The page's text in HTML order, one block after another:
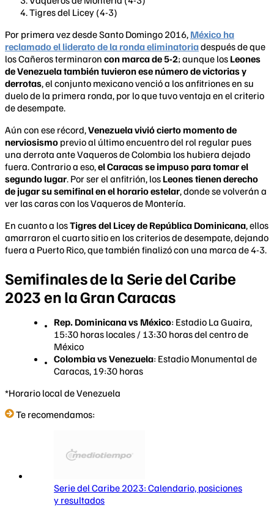
Tigres del Licey (4-3)
Por primera vez desde Santo Domingo 2016, México ha
reclamado el liderato de la ronda eliminatoriadespués de que
los Cañeros terminaron con marca de 5-2; aunque los Leones
de Venezuela también tuvieron ese número de victorias y
derrotas, el conjunto mexicano venció a los anfitriones en su
duelo de la primera ronda, por lo que tuvo ventaja en el criterio
de desempate.
Aún con ese récord,Venezuela vivió cierto momento de
nerviosismo previo al último encuentro del rol regular pues
una derrota ante Vaqueros de Colombia los hubiera dejado
fuera. Contrario a eso,el Caracas se impuso para tomar el
segundo lugar. Por ser el anfitrión, los Leones tienen derecho
de jugar su semifinal en el horario estelar, donde se volverán a
ver las caras con los Vaqueros de Montería.
En cuanto a losTigres del Licey de República Dominicana, ellos
amarraron el cuarto sitio en los criterios de desempate, dejando
fuera a Puerto Rico, que también finalizó con una marca de 4-3.
Semifinales de la Serie del Caribe
2023 en la Gran Caracas
Rep. Dominicana vs México: Estadio La Guaira,
15:30 horas locales / 13:30 horas del centro de
México
Colombia vs Venezuela: Estadio Monumental de
Caracas, 19:30 horas
*Horario local de Venezuela
Te recomendamos:
Serie del Caribe 2023: Calendario, posiciones
y resultados